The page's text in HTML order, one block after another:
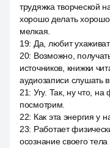
трудяжка творческой
хорошо делать
мелкая.
19: Да, любит
20: Возможно,
источников, книжки
аудиозаписи слушать
21: Угу. Так, ну что,
посмотрим.
22: Как эта энергия у
23: Работает
осознание своего тела